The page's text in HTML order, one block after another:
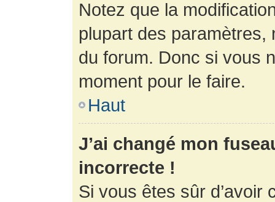
Notez que la
plupart des paramètres,
du forum. Donc si vous
moment pour le faire.
Haut
J’ai changé mon
incorrecte !
Si vous êtes sûr d’avoir